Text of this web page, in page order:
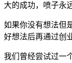
大的成功，喷子永
如果你没有想法但
好想法后再通过创
我们曾经尝试过一